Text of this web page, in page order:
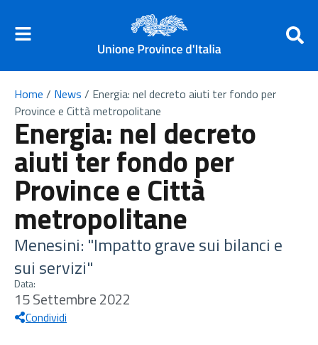
Home / News / Energia: nel decreto aiuti ter fondo per
Province e Città metropolitane
Energia: nel decreto
aiuti ter fondo per
Province e Città
metropolitane
Menesini: "Impatto grave sui bilanci e
sui servizi"
Data:
15 Settembre 2022
Condividi